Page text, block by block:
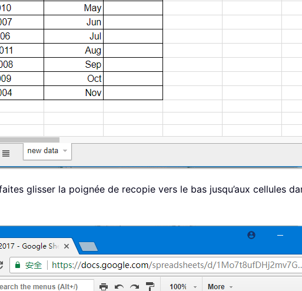
glisser la poignée de recopie vers le bas jusqu’aux cellules